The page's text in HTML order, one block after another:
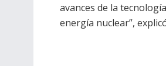
avances de la
energía nuclear”,